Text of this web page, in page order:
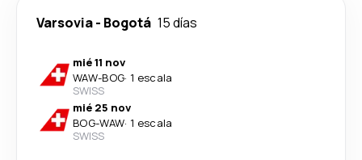
Varsovia- Bogotá 15 días
mié 11 nov
WAW-BOG· 1 escala
SWISS
mié 25 nov
BOG-WAW· 1 escala
SWISS